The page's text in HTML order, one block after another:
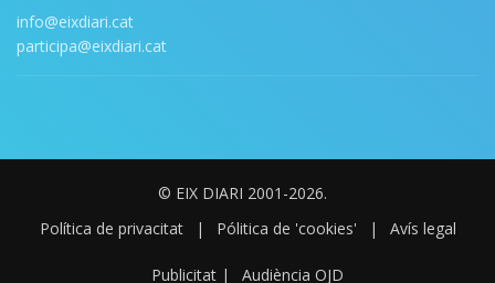
info@eixdiari.cat
participa@eixdiari.cat
© EIX DIARI 2001-2026.
Política de privacitat
| Pólitica de 'cookies' | Avís legal
Publicitat | Audiència OJD